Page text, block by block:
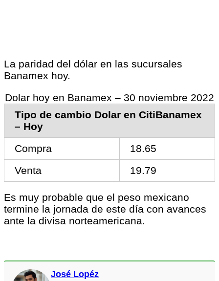
La paridad del dólar en las sucursales
Banamex hoy.
Dolar hoy en Banamex – 30 noviembre 2022
Tipo de cambio Dolar en CitiBanamex
– Hoy
Compra
18.65
Venta
19.79
Es muy probable que el peso mexicano
termine la jornada de este día con avances
ante la divisa norteamericana.
José Lopéz